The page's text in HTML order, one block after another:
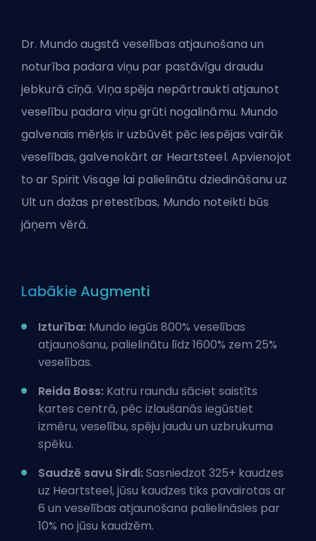
Dr. Mundo augstā veselības atjaunošana un
noturība padara viņu par pastāvīgu draudu
jebkurā cīņā. Viņa spēja nepārtraukti atjaunot
veselību padara viņu grūti nogalināmu. Mundo
galvenais mērķis ir uzbūvēt pēc iespējas vairāk
veselības, galvenokārt ar Heartsteel. Apvienojot
to ar Spirit Visage lai palielinātu dziedināšanu uz
Ult un dažas pretestības, Mundo noteikti būs
jāņem vērā.
Labākie Augmenti
Izturība: Mundo iegūs 800% veselības
atjaunošanu, palielinātu līdz 1600% zem 25%
veselības.
Reida Boss: Katru raundu sāciet saistīts
kartes centrā, pēc izlaušanās iegūstiet
izmēru, veselību, spēju jaudu un uzbrukuma
spēku.
Saudzē savu Sirdi:Sasniedzot 325+ kaudzes
uz Heartsteel, jūsu kaudzes tiks pavairotas ar
6 un veselības atjaunošana palielināsies par
10% no jūsu kaudzēm.